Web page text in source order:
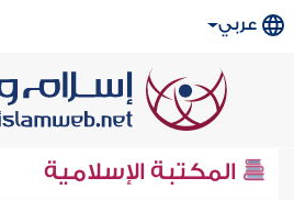
عربي
المكتبة الإسلامية